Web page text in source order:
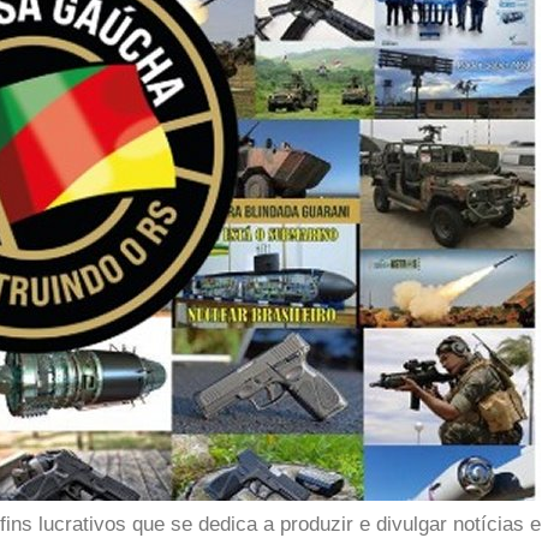
lucrativos que se dedica a produzir e divulgar notícias e